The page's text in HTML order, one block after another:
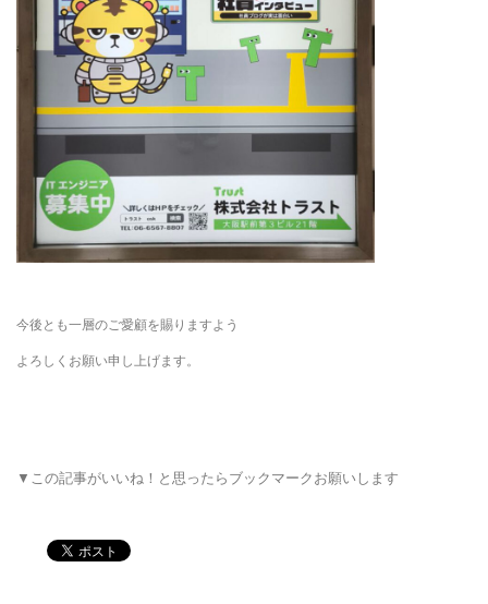
今後とも一層のご愛顧を賜りますよう
よろしくお願い申し上げます。
▼この記事がいいね！と思ったらブックマークお願いします